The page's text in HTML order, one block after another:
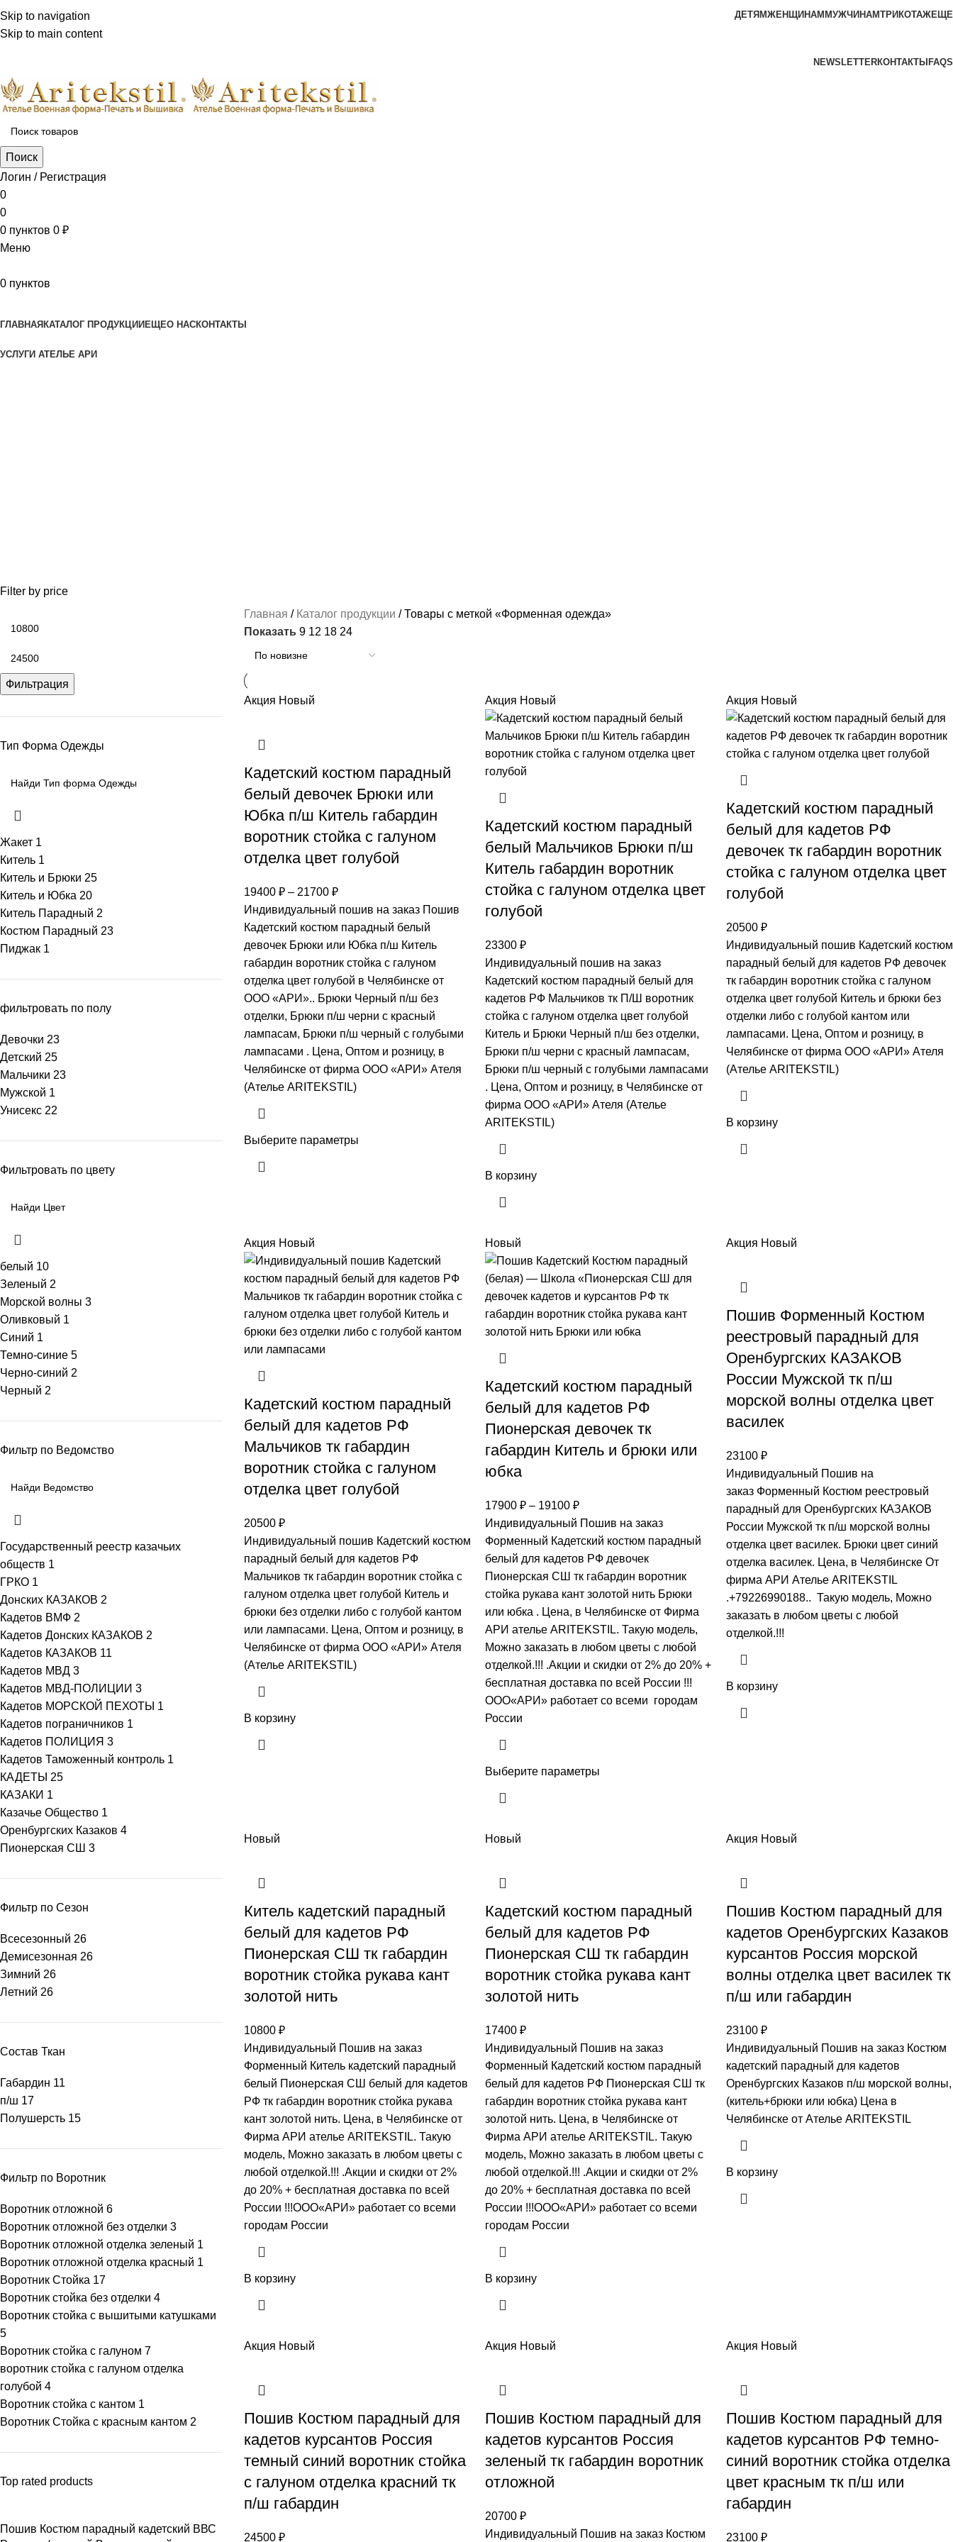
Skip to navigation
Skip to main content
ДЕТЯМЖЕНЩИНАМ МУЖЧИНАМТРИКОТАЖЕЩЕ
aritekstil@mail.ru +79226990188 , +79097440850…
NEWSLETTERКОНТАКТЫ FAQS
Поиск
Логин / Регистрация
0
0
0 пунктов 0 ₽
Меню
0 пунктов
ГЛАВНАЯКАТАЛОГ ПРОДУКЦИИЕЩЕО НАСКОНТАКТЫ
УСЛУГИ АТЕЛЬЕ АРИ
Filter by price
Фильтрация
Тип Форма Одежды
Жакет 1
Китель 1
Китель и Брюки 25
Китель и Юбка 20
Китель Парадный 2
Костюм Парадный 23
Пиджак 1
фильтровать по полу
Девочки 23
Детский 25
Мальчики 23
Мужской 1
Унисекс 22
Фильтровать по цвету
белый 10
Зеленый 2
Морской волны 3
Оливковый 1
Синий 1
Темно-синие 5
Черно-синий 2
Черный 2
Фильтр по Ведомство
Государственный реестр казачьих
обществ 1
ГРКО 1
Донских КАЗАКОВ 2
Кадетов ВМФ 2
Кадетов Донских КАЗАКОВ 2
Кадетов КАЗАКОВ 11
Кадетов МВД 3
Кадетов МВД-ПОЛИЦИИ 3
Кадетов МОРСКОЙ ПЕХОТЫ 1
Кадетов пограничников 1
Кадетов ПОЛИЦИЯ 3
Кадетов Таможенный контроль 1
КАДЕТЫ 25
КАЗАКИ 1
Казачье Общество 1
Оренбургских Казаков 4
Пионерская СШ
3
Фильтр по Сезон
Всесезонный 26
Демисезонная 26
Зимний 26
Летний 26
Состав Ткан
Габардин 11
п/ш 17
Полушерсть 15
Фильтр по Воротник
Воротник отложной 6
Воротник отложной без отделки 3
Воротник отложной отделка зеленый 1
Воротник отложной отделка красный 1
Воротник Стойка 17
Воротник стойка без отделки 4
Воротник стойка с вышитыми катушками
5
Воротник стойка с галуном 7
воротник стойка с галуном отделка
голубой 4
Воротник стойка с кантом 1
Воротник Стойка с красным кантом 2
Top rated products
Пошив Костюм парадный кадетский ВВС
Главная Каталог продукции
Товары с меткой «Форменная одежда»
Показать 9 12 18 24
Акция Новый
Кадетский костюм парадный
белый девочек Брюки или
Юбка п/ш Китель габардин
воротник стойка с галуном
отделка цвет голубой
19400 ₽ – 21700 ₽
Индивидуальный пошив на заказ Пошив
Кадетский костюм парадный белый
девочек Брюки или Юбка п/ш Китель
габардин воротник стойка с галуном
отделка цвет голубой в Челябинске от
ООО «АРИ».. Брюки Черный п/ш без
отделки, Брюки п/ш черни с красный
лампасам, Брюки п/ш черный с голубыми
лампасами . Цена, Оптом и розницу, в
Челябинске от фирма ООО «АРИ» Ателя
(Ателье ARITEKSTIL)
Выберите параметры
Акция Новый
Кадетский костюм парадный
белый Мальчиков Брюки п/ш
Китель габардин воротник
стойка с галуном отделка цвет
голубой
23300 ₽
Индивидуальный пошив на заказ
Кадетский костюм парадный белый для
кадетов РФ Мальчиков тк П/Ш воротник
стойка с галуном отделка цвет голубой
Китель и Брюки Черный п/ш без отделки,
Брюки п/ш черни с красный лампасам,
Брюки п/ш черный с голубыми лампасами
. Цена, Оптом и розницу, в Челябинске от
фирма ООО «АРИ» Ателя (Ателье
ARITEKSTIL)
В корзину
Акция Новый
Кадетский костюм парадный
белый для кадетов РФ
девочек тк габардин воротник
стойка с галуном отделка цвет
голубой
20500 ₽
Индивидуальный пошив Кадетский костюм
парадный белый для кадетов РФ девочек
тк габардин воротник стойка с галуном
отделка цвет голубой Китель и брюки без
отделки либо с голубой кантом или
лампасами. Цена, Оптом и розницу, в
Челябинске от фирма ООО «АРИ» Ателя
(Ателье ARITEKSTIL)
В корзину
Акция Новый
Кадетский костюм парадный
белый для кадетов РФ
Мальчиков тк габардин
воротник стойка с галуном
отделка цвет голубой
20500 ₽
Индивидуальный пошив Кадетский костюм
парадный белый для кадетов РФ
Мальчиков тк габардин воротник стойка с
галуном отделка цвет голубой Китель и
брюки без отделки либо с голубой кантом
или лампасами. Цена, Оптом и розницу, в
Челябинске от фирма ООО «АРИ» Ателя
(Ателье ARITEKSTIL)
В корзину
Новый
Кадетский костюм парадный
белый для кадетов РФ
Пионерская девочек тк
габардин Китель и брюки или
юбка
17900 ₽ – 19100 ₽
Индивидуальный Пошив на заказ
Форменный Кадетский костюм парадный
белый для кадетов РФ девочек
Пионерская СШ тк габардин воротник
стойка рукава кант золотой нить Брюки
или юбка . Цена, в Челябинске от Фирма
АРИ ателье ARITEKSTIL. Такую модель,
Mожно заказать в любом цветы с любой
отделкой.!!! .Акции и скидки от 2% до 20% +
бесплатная доставка по всей России !!!
ООО«АРИ» работает со всеми городам
России
Выберите параметры
Акция Новый
Пошив Форменный Костюм
реестровый парадный для
Оренбургских КАЗАКОВ
России Мужской тк п/ш
морской волны отделка цвет
василек
23100 ₽
Индивидуальный Пошив на
заказ Форменный Костюм реестровый
парадный для Оренбургских КАЗАКОВ
России Мужской тк п/ш морской волны
отделка цвет василек. Брюки цвет синий
отделка василек. Цена, в Челябинске От
фирма АРИ Ателье ARITEKSTIL
.+79226990188.. Такую модель, Mожно
заказать в любом цветы с любой
отделкой.!!!
В корзину
Новый
Китель кадетский парадный
белый для кадетов РФ
Пионерская СШ тк габардин
воротник стойка рукава кант
золотой нить
10800 ₽
Индивидуальный Пошив на заказ
Форменный Китель кадетский парадный
белый Пионерская СШ белый для кадетов
РФ тк габардин воротник стойка рукава
кант золотой нить. Цена, в Челябинске от
Фирма АРИ ателье ARITEKSTIL. Такую
модель, Mожно заказать в любом цветы с
любой отделкой.!!! .Акции и скидки от 2%
до 20% + бесплатная доставка по всей
России !!!ООО«АРИ» работает со всеми
городам России
В корзину
Новый
Кадетский костюм парадный
белый для кадетов РФ
Пионерская СШ тк габардин
воротник стойка рукава кант
золотой нить
17400 ₽
Индивидуальный Пошив на заказ
Форменный Кадетский костюм парадный
белый для кадетов РФ Пионерская СШ тк
габардин воротник стойка рукава кант
золотой нить. Цена, в Челябинске от
Фирма АРИ ателье ARITEKSTIL. Такую
модель, Mожно заказать в любом цветы с
любой отделкой.!!! .Акции и скидки от 2%
до 20% + бесплатная доставка по всей
России !!!ООО«АРИ» работает со всеми
городам России
В корзину
Акция Новый
Пошив Костюм парадный для
кадетов Оренбургских Казаков
курсантов Россия морской
волны отделка цвет василек тк
п/ш или габардин
23100 ₽
Индивидуальный Пошив на заказ Костюм
кадетский парадный для кадетов
Оренбургских Казаков п/ш морской волны,
(китель+брюки или юбка) Цена в
Челябинске от Ателье ARITEKSTIL
В корзину
Акция Новый
Пошив Костюм парадный для
кадетов курсантов Россия
темный синий воротник стойка
с галуном отделка красний тк
п/ш габардин
24500 ₽
Акция Новый
Пошив Костюм парадный для
кадетов курсантов Россия
зеленый тк габардин воротник
отложной
20700 ₽
Индивидуальный Пошив на заказ Костюм
Акция Новый
Пошив Костюм парадный для
кадетов курсантов РФ темно-
синий воротник стойка отделка
цвет красным тк п/ш или
габардин
23100 ₽